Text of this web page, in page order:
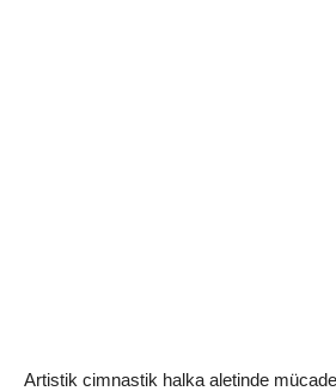
Artistik cimnastik halka aletinde